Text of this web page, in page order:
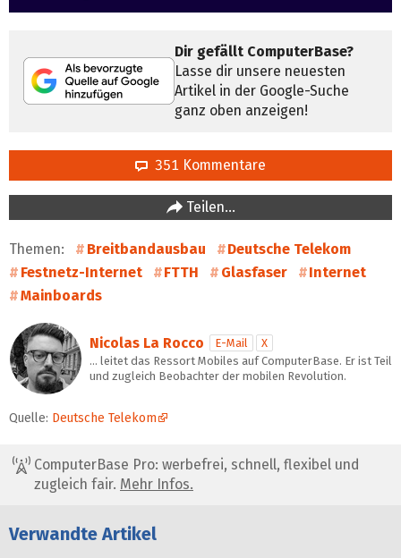
Dir gefällt ComputerBase?
Lasse dir unsere neuesten
Artikel in der Google-Suche
ganz oben anzeigen!
351 Kommentare
Teilen…
Themen: Breitbandausbau
Deutsche Telekom
Festnetz-Internet
FTTH Glasfaser
Internet
Mainboards
Nicolas La Rocco E-Mail
X
… leitet das Ressort Mobiles auf ComputerBase. Er ist Teil
und zugleich Beobachter der mobilen Revolution.
Quelle: Deutsche Telekom
ComputerBase Pro: werbefrei, schnell, flexibel und
zugleich fair. Mehr Infos.
Verwandte Artikel